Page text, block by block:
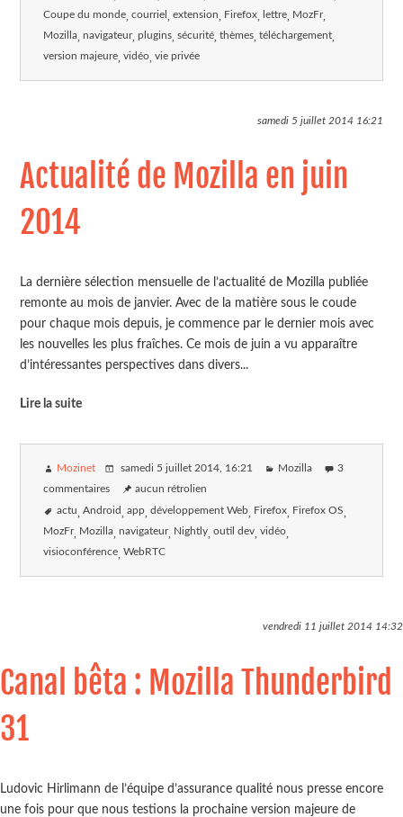
Coupe du monde courriel extension Firefox lettre MozFr
Mozilla navigateur plugins sécurité thèmes téléchargement
version majeure vidéo vie privée
samedi 5 juillet 201416:21
Actualité de Mozilla en juin
2014
La dernière sélection mensuelle de l’actualité de Mozilla publiée
remonte au mois de janvier. Avec de la matière sous le coude
pour chaque mois depuis, je commence par le dernier mois avec
les nouvelles les plus fraîches. Ce mois de juin a vu apparaître
d’intéressantes perspectives dans divers...
Lire la suite
Mozinet samedi 5 juillet 2014 , 16:21 Mozilla 3
commentaires aucun rétrolien
actu Android app développement Web Firefox Firefox OS
MozFr Mozilla navigateur Nightly outil dev vidéo
visioconférence WebRTC
vendredi 11 juillet 2014 14:32
Canal bêta : Mozilla Thunderbird
31
Ludovic Hirlimann de l’équipe d’assurance qualité nous presse encore
une fois pour que nous testions la prochaine version majeure de